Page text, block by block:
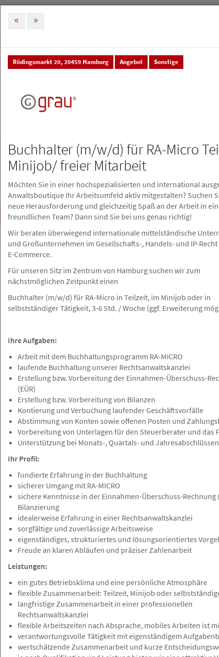
Stellenmarkt & Anzeigen Stellenanzeigen
Stellenanzeigen
Suchen
Hamburg Angebot
23.07.2026
Arbeitsrecht Rechtsanwälte w/m/d mit
Berufseinsteiger w/m/d
HEUKING
Hamburg und Umgebung Gesuch
23.07.2026
Rechtsanwaltsfachangestellte in
Vollzeit
Hamburg Angebot
18.07.2026
Jurist (m/w/d) mit Schwerpunkt
Migrationsrecht
Anwaltskanzlei Tawakuli
Hamburg-Innenstadt Angebot
Rödingsmarkt 20, 20459 Hamburg Angebot Sonstige
Buchhalter (m/w/d) für RA-Micro
Minijob/ freier Mitarbeit
Möchten Sie in einer hochspezialisierten und international
Anwaltsboutique Ihr Arbeitsumfeld aktiv mitgestalten? Suchen
neue Herausforderung und gleichzeitig Spaß an der Arbeit in
freundlichen Team? Dann sind Sie bei uns genau richtig!
Wir beraten überwiegend internationale mittelständische
und Großunternehmen im Gesellschafts-, Handels- und IP-
E-Commerce.
Für unseren Sitz im Zentrum von Hamburg suchen wir zum
nächstmöglichen Zeitpunkt einen
Buchhalter (m/w/d) für RA-Micro in Teilzeit, im Minijob oder in
selbstständiger Tätigkeit, 3-6 Std. / Woche (ggf. Erweiterung
Ihre Aufgaben:
Arbeit mit dem Buchhaltungsprogramm RA-MICRO
laufende Buchhaltung unserer Rechtsanwaltskanzlei
Erstellung bzw. Vorbereitung der Einnahmen-Überschuss-
(EÜR)
Erstellung bzw. Vorbereitung von Bilanzen
Kontierung und Verbuchung laufender Geschäftsvorfälle
Abstimmung von Konten sowie offenen Posten und
Vorbereitung von Unterlagen für den Steuerberater und das
Unterstützung bei Monats-, Quartals- und Jahresabschlüssen
Ihr Profil:
fundierte Erfahrung in der Buchhaltung
sicherer Umgang mit RA-MICRO
sichere Kenntnisse in der Einnahmen-Überschuss-Rechnung
Bilanzierung
idealerweise Erfahrung in einer Rechtsanwaltskanzlei
sorgfältige und zuverlässige Arbeitsweise
eigenständiges, strukturiertes und lösungsorientiertes
Freude an klaren Abläufen und präziser Zahlenarbeit
Leistungen:
ein gutes Betriebsklima und eine persönliche Atmosphäre
flexible Zusammenarbeit: Teilzeit, Minijob oder
langfristige Zusammenarbeit in einer professionellen
Rechtsanwaltskanzlei
flexible Arbeitszeiten nach Absprache, mobiles Arbeiten ist
verantwortungsvolle Tätigkeit mit eigenständigem
wertschätzende Zusammenarbeit und kurze